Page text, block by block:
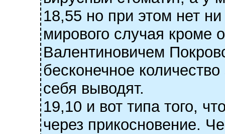
18,55 но при этом нет
мирового случая кроме
Валентиновичем
бесконечное
себя выводят.
19,10 и вот типа того,
через прикосновение.